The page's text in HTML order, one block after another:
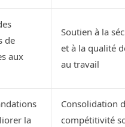
de
aux
Soutien à la
et à la qualité
au travail
la
Consolidation
compétitivité